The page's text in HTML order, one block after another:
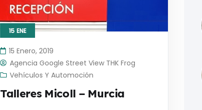
15 ENE
15 Enero, 2019
Agencia Google Street View THK Frog
Vehículos Y Automoción
Talleres Micoll – Murcia